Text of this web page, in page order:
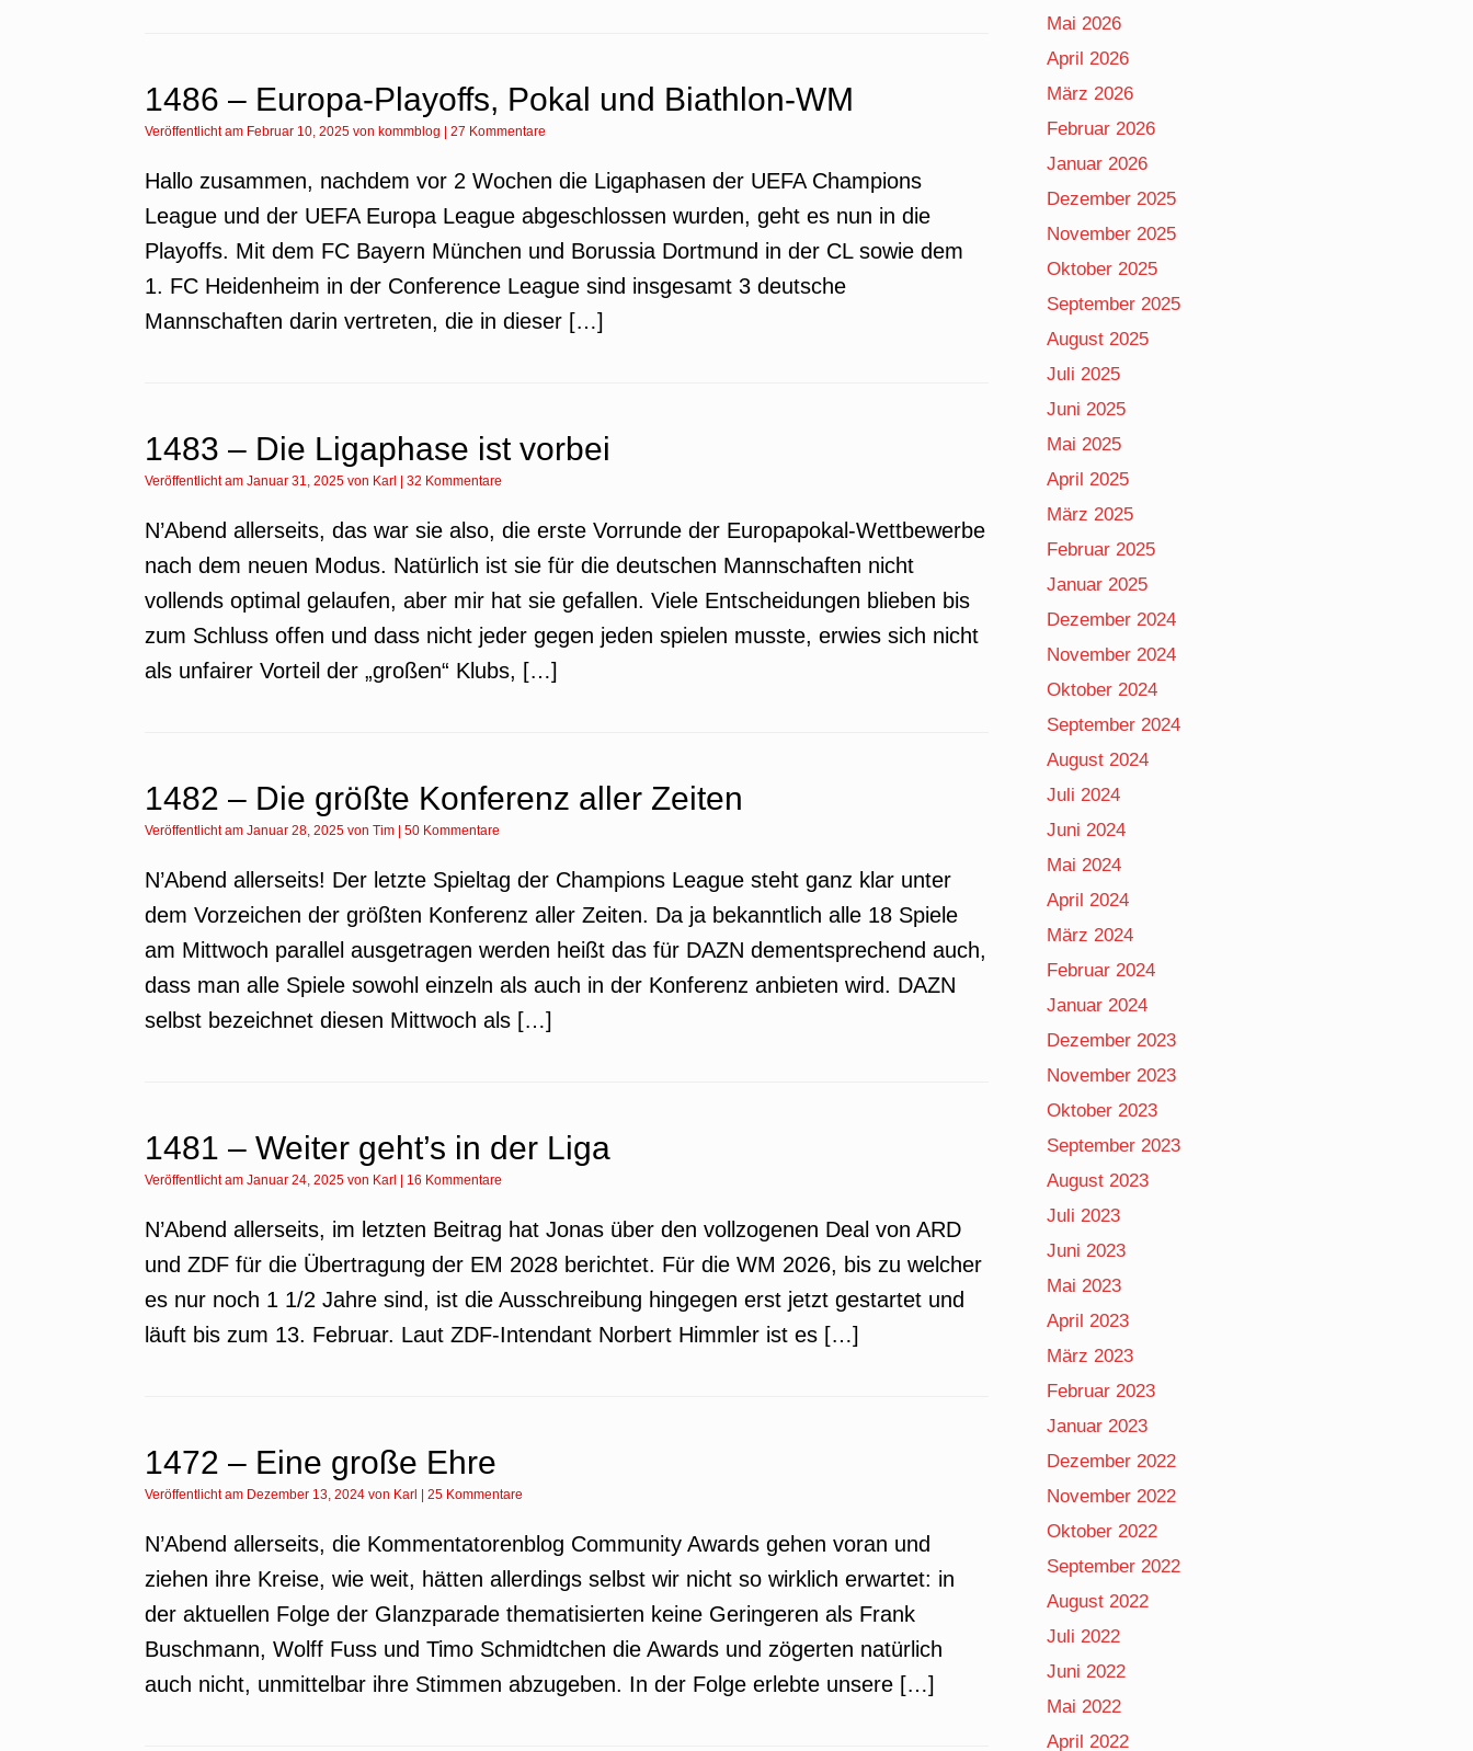
1486 – Europa-Playoffs, Pokal und Biathlon-WM
Veröffentlicht am Februar 10, 2025 von kommblog 27 Kommentare
Hallo zusammen, nachdem vor 2 Wochen die Ligaphasen der UEFA Champions
League und der UEFA Europa League abgeschlossen wurden, geht es nun in die
Playoffs. Mit dem FC Bayern München und Borussia Dortmund in der CL sowie dem
1. FC Heidenheim in der Conference League sind insgesamt 3 deutsche
Mannschaften darin vertreten, die in dieser […]
1483 – Die Ligaphase ist vorbei
Veröffentlicht am Januar 31, 2025 von Karl 32 Kommentare
N’Abend allerseits, das war sie also, die erste Vorrunde der Europapokal-Wettbewerbe
nach dem neuen Modus. Natürlich ist sie für die deutschen Mannschaften nicht
vollends optimal gelaufen, aber mir hat sie gefallen. Viele Entscheidungen blieben bis
zum Schluss offen und dass nicht jeder gegen jeden spielen musste, erwies sich nicht
als unfairer Vorteil der „großen“ Klubs, […]
1482 – Die größte Konferenz aller Zeiten
Veröffentlicht am Januar 28, 2025 von Tim 50 Kommentare
N’Abend allerseits! Der letzte Spieltag der Champions League steht ganz klar unter
dem Vorzeichen der größten Konferenz aller Zeiten. Da ja bekanntlich alle 18 Spiele
am Mittwoch parallel ausgetragen werden heißt das für DAZN dementsprechend auch,
dass man alle Spiele sowohl einzeln als auch in der Konferenz anbieten wird. DAZN
selbst bezeichnet diesen Mittwoch als […]
1481 – Weiter geht’s in der Liga
Veröffentlicht am Januar 24, 2025 von Karl 16 Kommentare
N’Abend allerseits, im letzten Beitrag hat Jonas über den vollzogenen Deal von ARD
und ZDF für die Übertragung der EM 2028 berichtet. Für die WM 2026, bis zu welcher
es nur noch 1 1/2 Jahre sind, ist die Ausschreibung hingegen erst jetzt gestartet und
läuft bis zum 13. Februar. Laut ZDF-Intendant Norbert Himmler ist es […]
1472 – Eine große Ehre
Veröffentlicht am Dezember 13, 2024 von Karl 25 Kommentare
N’Abend allerseits, die Kommentatorenblog Community Awards gehen voran und
ziehen ihre Kreise, wie weit, hätten allerdings selbst wir nicht so wirklich erwartet: in
der aktuellen Folge der Glanzparade thematisierten keine Geringeren als Frank
Buschmann, Wolff Fuss und Timo Schmidtchen die Awards und zögerten natürlich
auch nicht, unmittelbar ihre Stimmen abzugeben. In der Folge erlebte unsere […]
Mai 2026
April 2026
März 2026
Februar 2026
Januar 2026
Dezember 2025
November 2025
Oktober 2025
September 2025
August 2025
Juli 2025
Juni 2025
Mai 2025
April 2025
März 2025
Februar 2025
Januar 2025
Dezember 2024
November 2024
Oktober 2024
September 2024
August 2024
Juli 2024
Juni 2024
Mai 2024
April 2024
März 2024
Februar 2024
Januar 2024
Dezember 2023
November 2023
Oktober 2023
September 2023
August 2023
Juli 2023
Juni 2023
Mai 2023
April 2023
März 2023
Februar 2023
Januar 2023
Dezember 2022
November 2022
Oktober 2022
September 2022
August 2022
Juli 2022
Juni 2022
Mai 2022
April 2022